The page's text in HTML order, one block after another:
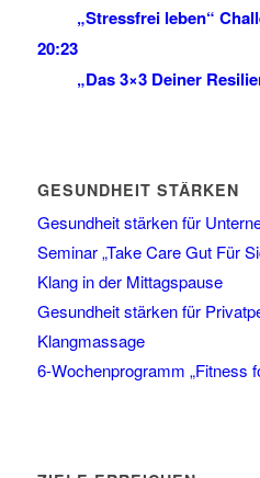
„Stressfrei leben“
20:23
„Das 3×3 Deiner
GESUNDHEIT STÄRKEN
Gesundheit stärken für
Seminar „Take Care Gut Für
Klang in der Mittagspause
Gesundheit stärken für
Klangmassage
6-Wochenprogramm „Fitness